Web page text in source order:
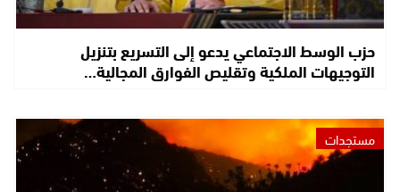
حزب الوسط الاجتماعي يدعو إلى التسريع بتنزيل
التوجيهات الملكية وتقليص الفوارق المجالية…
مستجدات